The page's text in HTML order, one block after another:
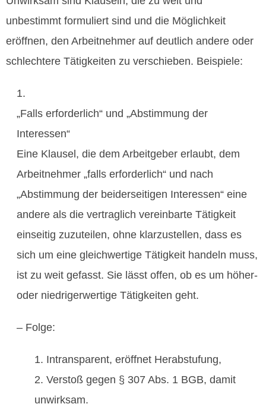
unbestimmt formuliert sind und die Möglichkeit
eröffnen, den Arbeitnehmer auf deutlich andere oder
schlechtere Tätigkeiten zu verschieben. Beispiele:
„Falls erforderlich“ und „Abstimmung der
Interessen“
Eine Klausel, die dem Arbeitgeber erlaubt, dem
Arbeitnehmer „falls erforderlich“ und nach
„Abstimmung der beiderseitigen Interessen“ eine
andere als die vertraglich vereinbarte Tätigkeit
einseitig zuzuteilen, ohne klarzustellen, dass es
sich um eine gleichwertige Tätigkeit handeln muss,
ist zu weit gefasst. Sie lässt offen, ob es um höher-
oder niedrigerwertige Tätigkeiten geht.
– Folge:
Intransparent, eröffnet Herabstufung,
Verstoß gegen § 307 Abs. 1 BGB, damit
unwirksam.